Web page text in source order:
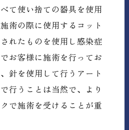
て使い捨ての器具を使用
術の際に使用するコット
れたものを使用し感染症
お客様に施術を行ってお
針を使用して行うアート
行うことは当然で、より
で施術を受けることが重